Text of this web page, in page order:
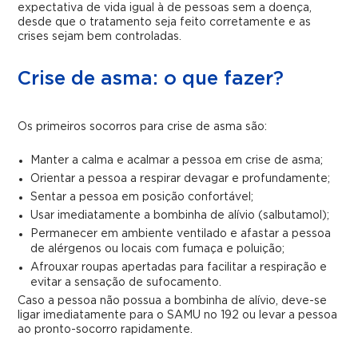
expectativa de vida igual à de pessoas sem a doença,
desde que o tratamento seja feito corretamente e as
crises sejam bem controladas.
Crise de asma: o que fazer?
Os primeiros socorros para crise de asma são:
Manter a calma e acalmar a pessoa em crise de asma;
Orientar a pessoa a respirar devagar e profundamente;
Sentar a pessoa em posição confortável;
Usar imediatamente a bombinha de alívio (salbutamol);
Permanecer em ambiente ventilado e afastar a pessoa
de alérgenos ou locais com fumaça e poluição;
Afrouxar roupas apertadas para facilitar a respiração e
evitar a sensação de sufocamento.
Caso a pessoa não possua a bombinha de alívio, deve-se
ligar imediatamente para o SAMU no 192 ou levar a pessoa
ao pronto-socorro rapidamente.